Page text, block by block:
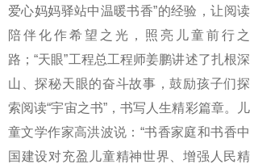
爱心妈妈驿站中温暖书香”的经验，让阅读
陪伴化作希望之光，照亮儿童前行之
路；“天眼”工程总工程师姜鹏讲述了扎根深
山、探秘天眼的奋斗故事，鼓励孩子们探
索阅读“宇宙之书”，书写人生精彩篇章。儿
童文学作家高洪波说：“书香家庭和书香中
国建设对充盈儿童精神世界、增强人民精